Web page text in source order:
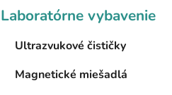
Laboratórne vybavenie
Ultrazvukové čističky
Magnetické miešadlá